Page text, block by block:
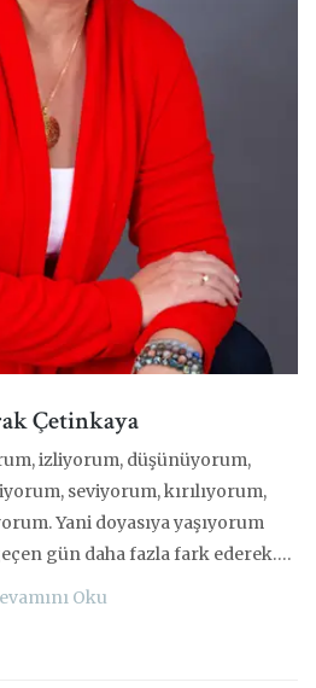
Çetinkaya
izliyorum, düşünüyorum,
seviyorum, kırılıyorum,
Yani doyasıya yaşıyorum
gün daha fazla fark ederek….
Oku